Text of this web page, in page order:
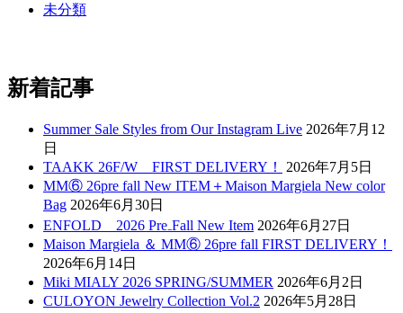
未分類
新着記事
Summer Sale Styles from Our Instagram Live 2026年7月12
日
TAAKK 26F/W FIRST DELIVERY！
2026年7月5日
MM⑥ 26pre fall New ITEM＋Maison Margiela New color
Bag 2026年6月30日
ENFOLD 2026 Pre₋Fall New Item 2026年6月27日
Maison Margiela ＆ MM⑥ 26pre fall FIRST DELIVERY！
2026年6月14日
Miki MIALY 2026 SPRING/SUMMER 2026年6月2日
CULOYON Jewelry Collection Vol.2 2026年5月28日